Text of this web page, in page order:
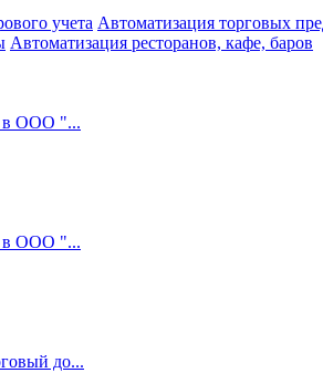
учета Автоматизация торговых
Автоматизация ресторанов, кафе, баров
в ООО "...
в ООО "...
до...